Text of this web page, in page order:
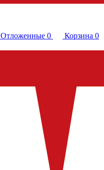
Отложенные 0 Корзина 0